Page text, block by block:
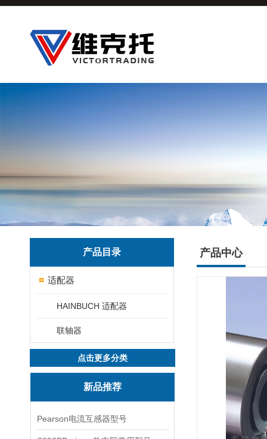
产品目录
适配器
HAINBUCH 适配器
联轴器
点击更多分类
新品推荐
Pearson电流互感器型号
产品中心